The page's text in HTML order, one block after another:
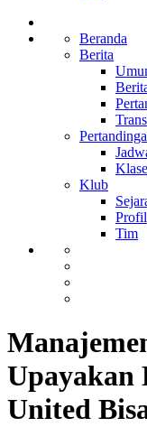
Beranda
Berita
Klub
Profil
Tim
Upayakan
United